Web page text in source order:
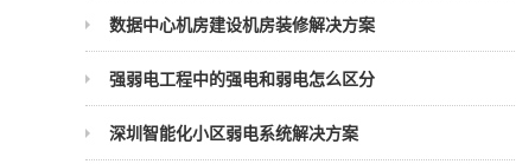
数据中心机房建设机房装修解决方案
强弱电工程中的强电和弱电怎么区分
深圳智能化小区弱电系统解决方案